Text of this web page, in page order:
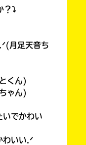
？⤵︎
月足天音ち
くん)
ゃん)
いでかわい
わいい.ᐟ